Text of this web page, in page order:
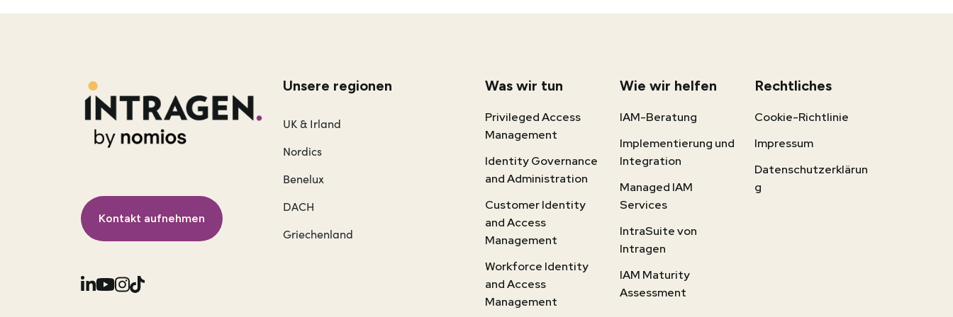
Kontakt aufnehmen
Unsere regionen
UK & Irland
Nordics
Benelux
DACH
Griechenland
Was wir tun
Privileged Access
Management
Identity Governance
and Administration
Customer Identity
and Access
Management
Workforce Identity
and Access
Management
Wie wir helfen
IAM-Beratung
Implementierung und
Integration
Managed IAM
Services
IntraSuite von
Intragen
IAM Maturity
Assessment
Rechtliches
Cookie-Richtlinie
Impressum
Datenschutzerklärun
g